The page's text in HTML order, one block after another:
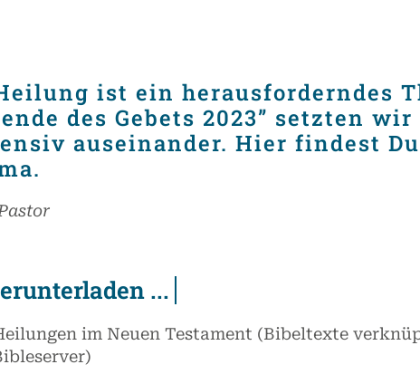
ist ein herausforderndes
des Gebets 2023” setzten
auseinander. Hier findest
im Neuen Testament (Bibeltexte